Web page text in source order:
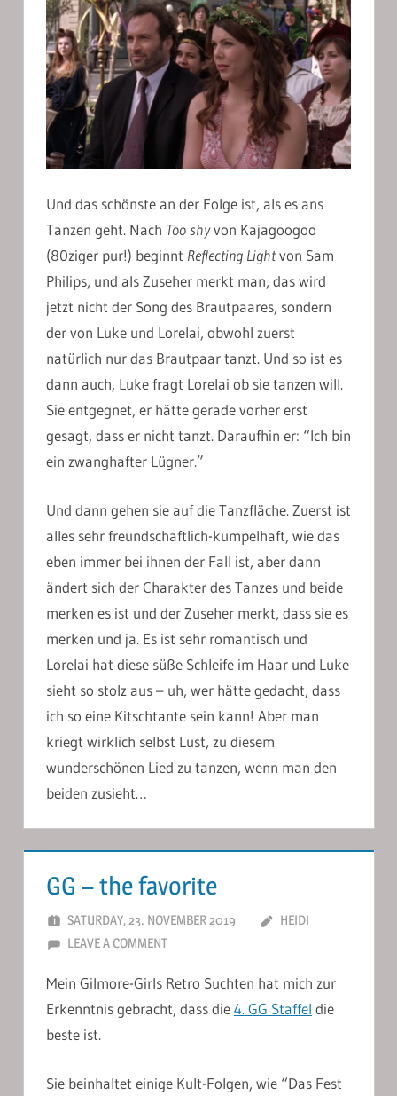
Und das schönste an der Folge ist, als es ans
Tanzen geht. Nach Too shyvon Kajagoogoo
(80ziger pur!) beginnt Reflecting Lightvon Sam
Philips, und als Zuseher merkt man, das wird
jetzt nicht der Song des Brautpaares, sondern
der von Luke und Lorelai, obwohl zuerst
natürlich nur das Brautpaar tanzt. Und so ist es
dann auch, Luke fragt Lorelai ob sie tanzen will.
Sie entgegnet, er hätte gerade vorher erst
gesagt, dass er nicht tanzt. Daraufhin er: “Ich bin
ein zwanghafter Lügner.”
Und dann gehen sie auf die Tanzfläche. Zuerst ist
alles sehr freundschaftlich-kumpelhaft, wie das
eben immer bei ihnen der Fall ist, aber dann
ändert sich der Charakter des Tanzes und beide
merken es ist und der Zuseher merkt, dass sie es
merken und ja. Es ist sehr romantisch und
Lorelai hat diese süße Schleife im Haar und Luke
sieht so stolz aus – uh, wer hätte gedacht, dass
ich so eine Kitschtante sein kann! Aber man
kriegt wirklich selbst Lust, zu diesem
wunderschönen Lied zu tanzen, wenn man den
beiden zusieht…
GG – the favorite
SATURDAY, 23. NOVEMBER 2019
HEIDI
LEAVE A COMMENT
Mein Gilmore-Girls Retro Suchten hat mich zur
Erkenntnis gebracht, dass die4. GG Staffel die
beste ist.
Sie beinhaltet einige Kult-Folgen, wie “Das Fest